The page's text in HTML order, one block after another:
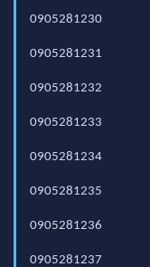
0905281230
0905281231
0905281232
0905281233
0905281234
0905281235
0905281236
0905281237